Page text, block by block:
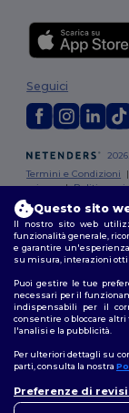
Termini e Condizioni |
privacy|Politica sui
Seguici
Roma| Milano|Napoli
Catania|Bari
Questo sito
Il nostro sito web
funzionalità generale,
e garantire
su misura, interazioni
Puoi gestire le tue
necessari per il
indispensabili per il
consentire o bloccare
l'analisi e la pubblicità.
Per ulteriori dettagli su
parti, consulta la nostra
Preferenze di